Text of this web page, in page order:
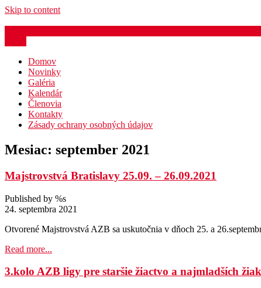
Skip to content
Domov
Novinky
Galéria
Kalendár
Členovia
Kontakty
Zásady ochrany osobných údajov
Mesiac: september 2021
Majstrovstvá Bratislavy 25.09. – 26.09.2021
Published by %s
24. septembra 2021
Otvorené Majstrovstvá AZB sa uskutočnia v dňoch 25. a
Read more...
3.kolo AZB ligy pre staršie žiactvo a najmladších